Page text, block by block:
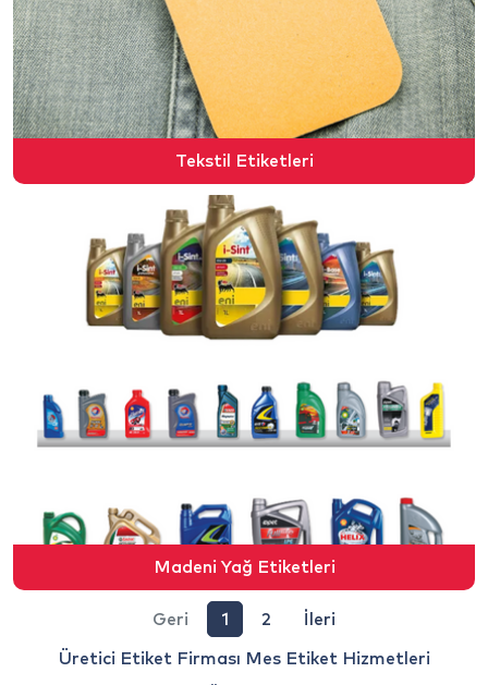
Tekstil Etiketleri
Madeni Yağ Etiketleri
Geri 1 2 İleri
Üretici Etiket Firması Mes Etiket Hizmetleri